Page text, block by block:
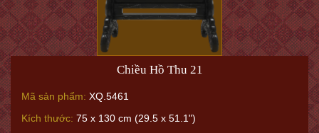
Chiều Hồ Thu 21
Mã sản phẩm: XQ.5461
Kích thước: 75 x 130 cm (29.5 x 51.1")